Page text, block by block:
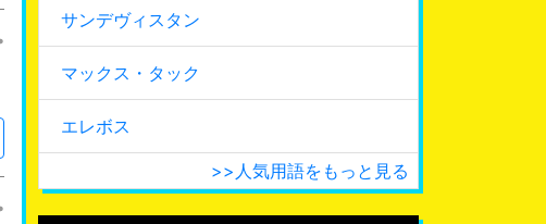
サンデヴィスタン
マックス・タック
エレボス
>>人気用語をもっと見る